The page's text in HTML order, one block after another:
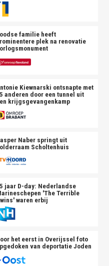
familie heeft
plek na renovatie
Kiewnarski ontsnapte met
anderen door een tunnel uit
krijgsgevangenkamp
Naber springt uit
Scholtenhuis
jaar D-day: Nederlandse
'The Terrible
waren erbij
het eerst in Overijssel foto
van deportatie Joden